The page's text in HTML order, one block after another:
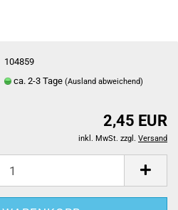
104859
ca. 2-3 Tage(Ausland abweichend)
2,45 EUR
inkl. MwSt. zzgl. Versand